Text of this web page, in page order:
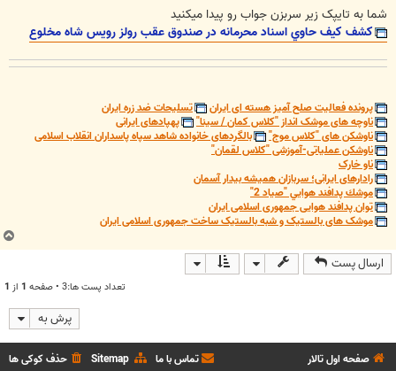
شما به تایپک زیر سربزن جواب رو پیدا میکنید
كشف كيف حاوي اسناد محرمانه در صندوق عقب رولز رويس شاه مخلوع
پرونده فعالیت صلح آمیز هسته ای ایران
تسلیحات ضد زره ایران
ناوچه های موشک انداز "کلاس کمان / سینا"
پهپادهای ایرانی
ناوشکن های "کلاس موج"
بالگردهای خانواده شاهد سپاه پاسداران انقلاب اسلامی
ناوشکن عملیاتی-آموزشی "کلاس لقمان"
ناو خارک
رادارهای ایرانی؛ سربازان همیشه بیدار آسمان
موشك پدافند هوايي "صياد 2"
توان پدافند هوایی جمهوری اسلامی ایران
موشک های بالستیک و شبه بالستیک ساخت جمهوری اسلامی ایران
ارسال پست
تعداد پست ها:3 • صفحه 1 از 1
پرش به
صفحه اول تالار حذف کوکی ها Sitemap تماس با ما